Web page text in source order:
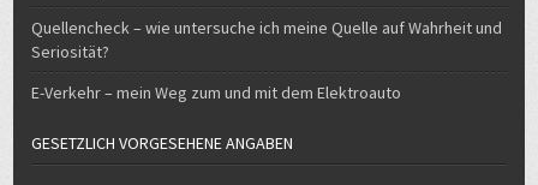
Quellencheck – wie untersuche ich meine Quelle auf Wahrheit und
Seriosität?
E-Verkehr – mein Weg zum und mit dem Elektroauto
GESETZLICH VORGESEHENE ANGABEN